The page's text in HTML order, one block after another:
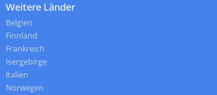
Weitere Länder
Belgien
Finnland
Frankreich
Isergebirge
Italien
Norwegen